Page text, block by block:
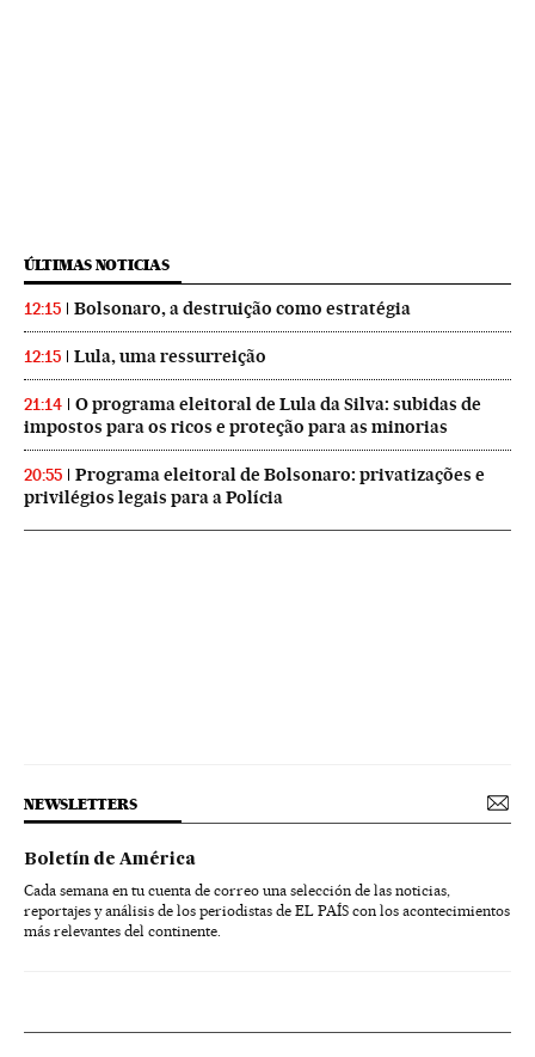
ÚLTIMAS NOTICIAS
12:15 Bolsonaro, a destruição como estratégia
12:15 Lula, uma ressurreição
21:14
O programa eleitoral de Lula da Silva: subidas de
impostos para os ricos e proteção para as minorias
20:55
Programa eleitoral de Bolsonaro: privatizações e
privilégios legais para a Polícia
NEWSLETTERS
Boletín de América
Cada semana en tu cuenta de correo una selección de las noticias,
reportajes y análisis de los periodistas de EL PAÍS con los acontecimientos
más relevantes del continente.